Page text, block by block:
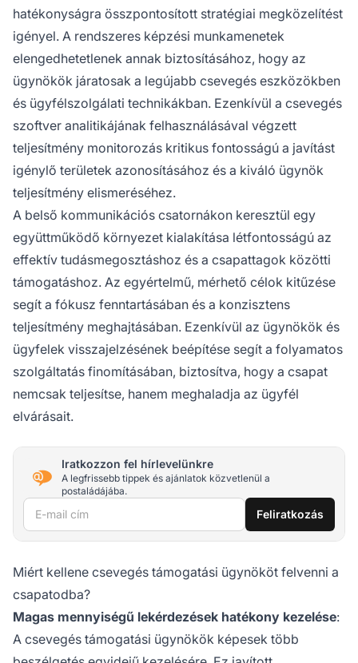
hatékonyságra összpontosított stratégiai megközelítést
igényel. A rendszeres képzési munkamenetek
elengedhetetlenek annak biztosításához, hogy az
ügynökök járatosak a legújabb csevegés eszközökben
és ügyfélszolgálati technikákban. Ezenkívül a csevegés
szoftver analitikájának felhasználásával végzett
teljesítmény monitorozás kritikus fontosságú a javítást
igénylő területek azonosításához és a kiváló ügynök
teljesítmény elismeréséhez.
A belső kommunikációs csatornákon keresztül egy
együttműködő környezet kialakítása létfontosságú az
effektív tudásmegosztáshoz és a csapattagok közötti
támogatáshoz. Az egyértelmű, mérhető célok kitűzése
segít a fókusz fenntartásában és a konzisztens
teljesítmény meghajtásában. Ezenkívül az ügynökök és
ügyfelek visszajelzésének beépítése segít a folyamatos
szolgáltatás finomításában, biztosítva, hogy a csapat
nemcsak teljesítse, hanem meghaladja az ügyfél
elvárásait.
Iratkozzon fel hírlevelünkre
A legfrissebb tippek és ajánlatok közvetlenül a
postaládájába.
E-mail cím Feliratkozás
Miért kellene csevegés támogatási ügynököt felvenni a
csapatodba?
Magas mennyiségű lekérdezések hatékony kezelése:
A csevegés támogatási ügynökök képesek több